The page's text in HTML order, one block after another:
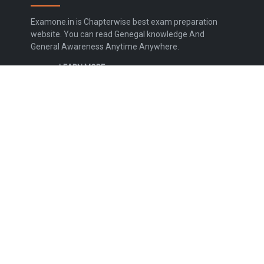
Examone.in is Chapterwise best exam preparation
website. You can read Genegal knowledge And
General Awareness Anytime Anywhere.
LEARN MORE